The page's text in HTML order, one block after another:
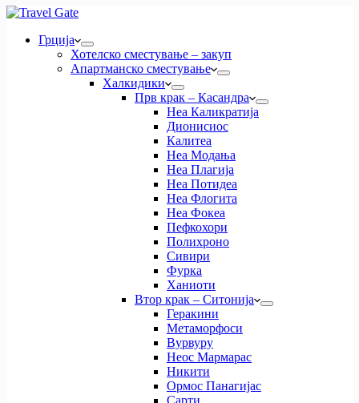
Грција
Хотелско сместување – закуп
Апартманско сместување
Халкидики
Прв крак – Касандра
Неа Каликратија
Дионисиос
Калитеа
Неа Модања
Неа Плагија
Неа Потидеа
Неа Флогита
Неа Фокеа
Пефкохори
Полихроно
Сивири
Фурка
Ханиоти
Втор крак – Ситонија
Геракини
Метаморфоси
Вурвуру
Неос Мармарас
Никити
Ормос Панагијас
Сарти